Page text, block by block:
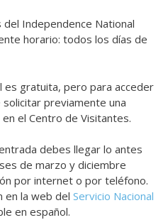
Independence National
horario: todos los días de
es gratuita, pero para acceder
previamente una
el Centro de Visitantes.
debes llegar lo antes
de marzo y diciembre
por internet o por teléfono.
en la web del Servicio Nacional
en español.